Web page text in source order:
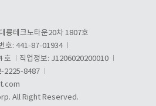
륭테크노타운20차 1807호
호: 441-87-01934
호
직업정보: J1206020200010
2225-8487
All Right Reserved.